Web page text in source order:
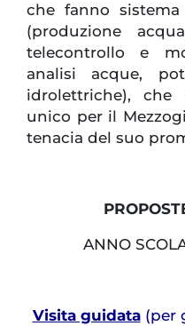
che fanno
(produzione
telecontrollo e
analisi acque,
idrolettriche),
unico per il
tenacia del suo
ANNO
Visita guidata(per